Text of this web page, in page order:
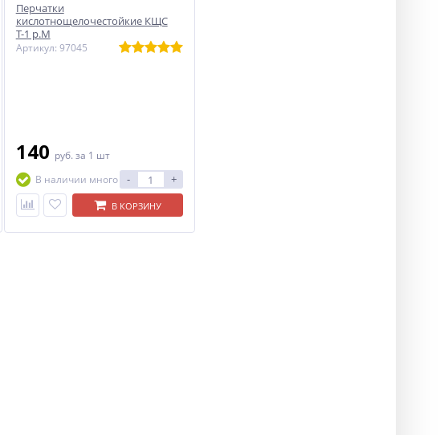
Перчатки
кислотнощелочестойкие КЩС
Т-1 р.М
Артикул: 97045
140 руб. за 1 шт
В наличии много
- +
В КОРЗИНУ